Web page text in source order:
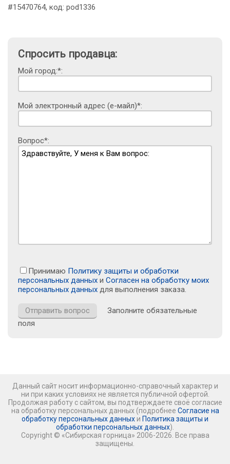
#15470764, код: pod1336
Спросить продавца:
Мой город:*:
Мой электронный адрес (е-майл)*:
Вопрос*:
Принимаю Политику защиты и обработки
персональных данных и Согласен на обработку моих
персональных данных для выполнения заказа.
Заполните обязательные
поля
Данный сайт носит информационно-справочный характер и
ни при каких условиях не является публичной офертой.
Продолжая работу с сайтом, вы подтверждаете своё согласие
на обработку персональных данных (подробнее Согласие на
обработку персональных данных и Политика защиты и
обработки персональных данных).
Copyright © «Сибирская горница» 2006-2026. Все права
защищены.